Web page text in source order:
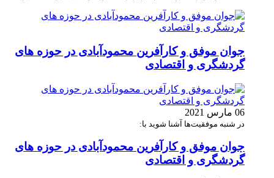
جوان موفق و کارآفرین محمودآبادی در حوزه های
گردشگری و اقتصادی
06 مارس 2021
در شنبه موفقیت‌ها آشنا شوید با:
جوان موفق و کارآفرین محمودآبادی در حوزه های
گردشگری و اقتصادی